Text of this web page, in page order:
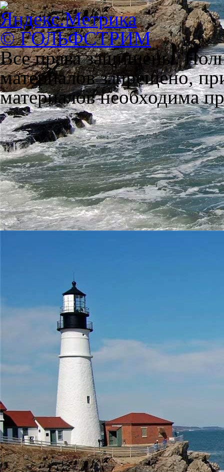
© ГОЛЬФСТРИМ
Все права защищены.
материалов запрещено,
материалов необходима